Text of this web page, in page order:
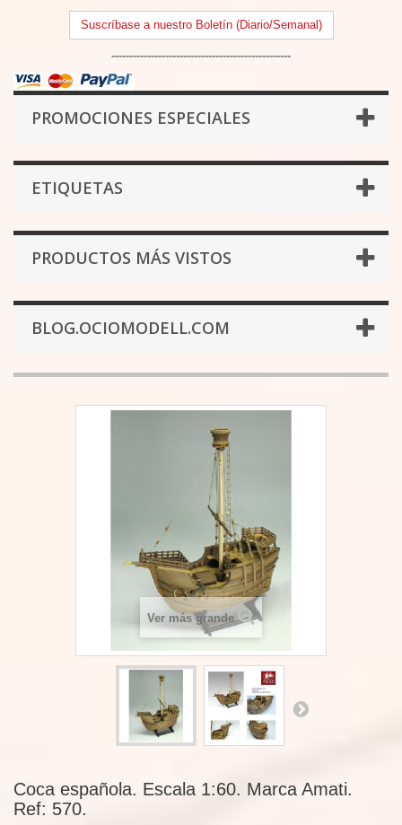
Suscríbase a nuestro Boletín (Diario/Semanal)
--------------------------------------------------
PROMOCIONES ESPECIALES
ETIQUETAS
PRODUCTOS MÁS VISTOS
BLOG.OCIOMODELL.COM
Ver más grande
Coca española. Escala 1:60. Marca Amati.
Ref: 570.